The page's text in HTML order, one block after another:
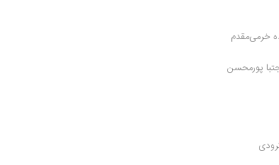
خرمی‌مقدم
پورمحسن